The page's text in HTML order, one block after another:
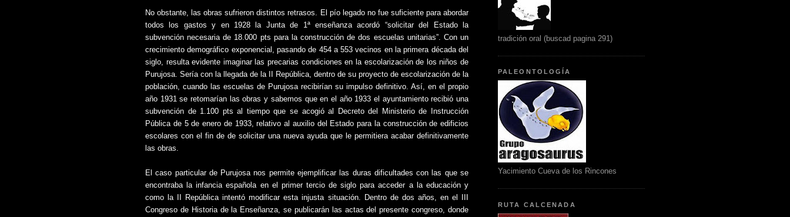
No obstante, las obras sufrieron distintos retrasos. El pío legado no fue suficiente para abordar
todos los gastos y en 1928 la Junta de 1ª enseñanza acordó “solicitar del Estado la
subvención necesaria de 18.000 pts para la construcción de dos escuelas unitarias”. Con un
crecimiento demográfico exponencial, pasando de 454 a 553 vecinos en la primera década del
siglo, resulta evidente imaginar las precarias condiciones en la escolarización de los niños de
Purujosa. Sería con la llegada de la II República, dentro de su proyecto de escolarización de la
población, cuando las escuelas de Purujosa recibirían su impulso definitivo. Así, en el propio
año 1931 se retomarían las obras y sabemos que en el año 1933 el ayuntamiento recibió una
subvención de 1.100 pts al tiempo que se acogió al Decreto del Ministerio de Instrucción
Pública de 5 de enero de 1933, relativo al auxilio del Estado para la construcción de edificios
escolares con el fin de de solicitar una nueva ayuda que le permitiera acabar definitivamente
las obras.
El caso particular de Purujosa nos permite ejemplificar las duras dificultades con las que se
encontraba la infancia española en el primer tercio de siglo para acceder a la educación y
como la II República intentó modificar esta injusta situación. Dentro de dos años, en el III
Congreso de Historia de la Enseñanza, se publicarán las actas del presente congreso, donde
tradición oral (buscad pagina 291)
PALEONTOLOGÍA
Yacimiento Cueva de los Rincones
RUTA CALCENADA